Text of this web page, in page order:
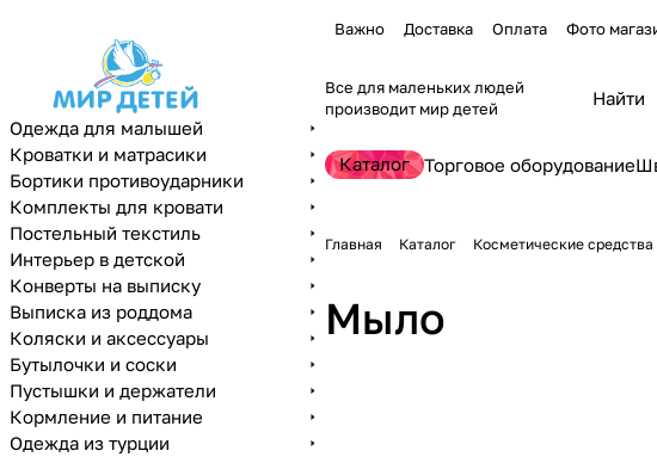
Важно Доставка Оплата Фото
Все для маленьких людей
производит мир детей
Каталог Торговое оборудование
Главная Каталог Косметические средства
Мыло
Одежда для малышей
Кроватки и матрасики
Бортики противоударники
Комплекты для кровати
Постельный текстиль
Интерьер в детской
Конверты на выписку
Выписка из роддома
Коляски и аксессуары
Бутылочки и соски
Пустышки и держатели
Кормление и питание
Одежда из турции